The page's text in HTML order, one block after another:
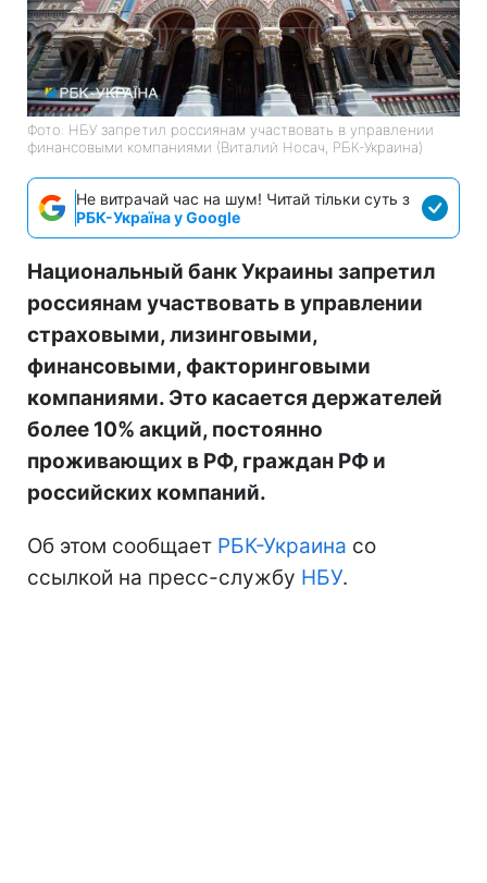
Фото: НБУ запретил россиянам участвовать в управлении
финансовыми компаниями (Виталий Носач, РБК-Украина)
Не витрачай час на шум! Читай тільки суть з
РБК-Україна у Google
Национальный банк Украины запретил
россиянам участвовать в управлении
страховыми, лизинговыми,
финансовыми, факторинговыми
компаниями. Это касается держателей
более 10% акций, постоянно
проживающих в РФ, граждан РФ и
российских компаний.
Об этом сообщает РБК-Украина со
ссылкой на пресс-службу НБУ.